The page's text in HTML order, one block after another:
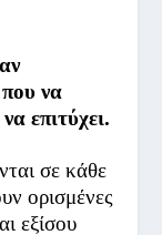
να
επιτύχει.
σε κάθε
ορισμένες
εξίσου